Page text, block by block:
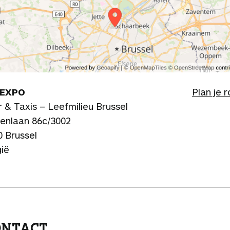
& Taxis – Leefmilieu Brussel
86c/3002
Brussel
Plan je